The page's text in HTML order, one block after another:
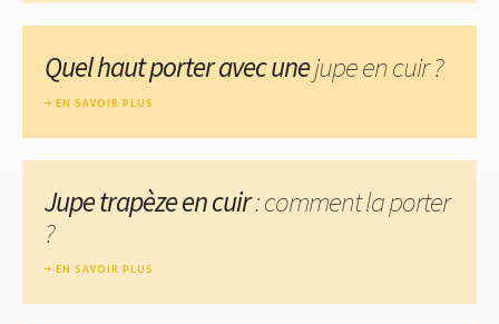
Quel haut porter avec unejupe en cuir ?
EN SAVOIR PLUS
Jupe trapèze en cuir: comment la porter
?
EN SAVOIR PLUS